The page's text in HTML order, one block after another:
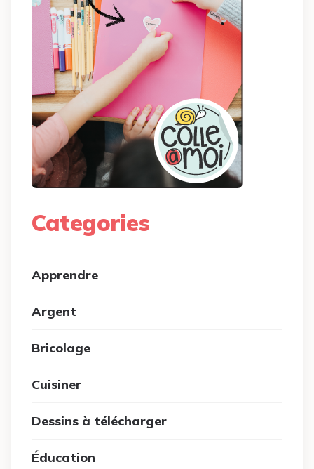
Categories
Apprendre
Argent
Bricolage
Cuisiner
Dessins à télécharger
Éducation